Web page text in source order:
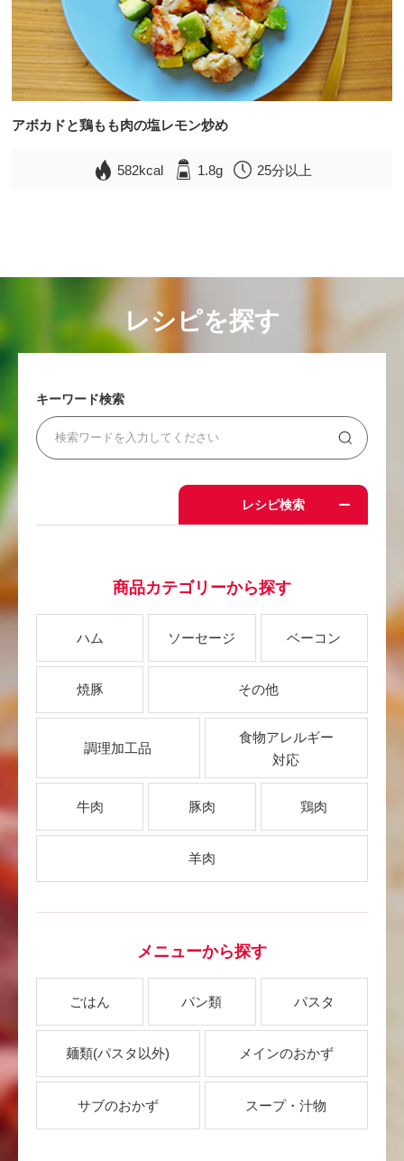
アボカドと鶏もも肉の塩レモン炒め
582kcal 1.8g 25分以上
レシピを探す
キーワード検索
レシピ検索
商品カテゴリーから探す
ハム ソーセージ ベーコン
焼豚 その他
調理加工品
食物アレルギー
対応
牛肉 豚肉 鶏肉
羊肉
メニューから探す
ごはん パン類 パスタ
麺類(パスタ以外) メインのおかず
サブのおかず スープ・汁物